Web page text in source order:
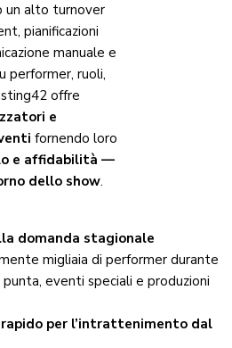
un alto turnover
pianificazioni
manuale e
performer, ruoli,
offre
e
fornendo loro
e affidabilità —
dello show.
domanda stagionale
migliaia di performer durante
eventi speciali e produzioni
per l’intrattenimento dal